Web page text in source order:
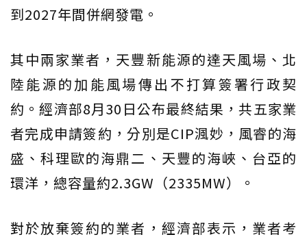
到2027年間併網發電。
其中兩家業者，天豐新能源的達天風場、北
陸能源的加能風場傳出不打算簽署行政契
約。經濟部8月30日公布最終結果，共五家業
者完成申請簽約，分別是CIP渢妙，風睿的海
盛、科理歐的海鼎二、天豐的海峽、台亞的
環洋，總容量約2.3GW（2335MW）。
對於放棄簽約的業者，經濟部表示，業者考